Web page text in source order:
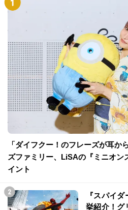
「ダイフクー！のフレーズが耳か
ズファミリー、LiSAの『ミニオン
イント
『スパイ
挙紹介！グ